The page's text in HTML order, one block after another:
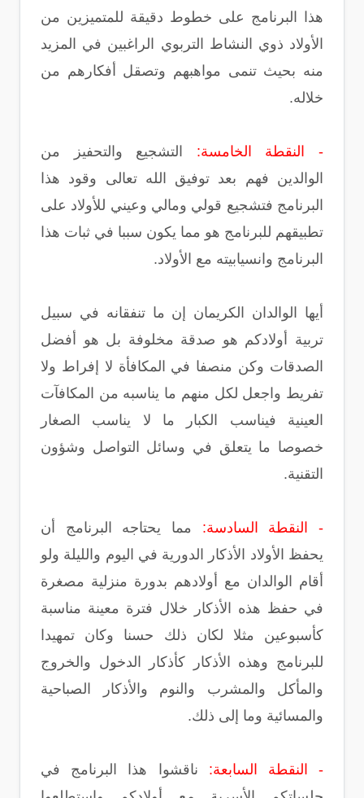
هذا البرنامج على خطوط دقيقة للمتميزين من
الأولاد ذوي النشاط التربوي الراغبين في المزيد
منه بحيث تنمى مواهبهم وتصقل أفكارهم من
خلاله.
- النقطة الخامسة: التشجيع والتحفيز من
الوالدين فهم بعد توفيق الله تعالى وقود هذا
البرنامج فتشجيع قولي ومالي وعيني للأولاد على
تطبيقهم للبرنامج هو مما يكون سببا في ثبات هذا
البرنامج وانسيابيته مع الأولاد.
أيها الوالدان الكريمان إن ما تنفقانه في سبيل
تربية أولادكم هو صدقة مخلوفة بل هو أفضل
الصدقات وكن منصفا في المكافأة لا إفراط ولا
تفريط واجعل لكل منهم ما يناسبه من المكافآت
العينية فيناسب الكبار ما لا يناسب الصغار
خصوصا ما يتعلق في وسائل التواصل وشؤون
التقنية.
- النقطة السادسة: مما يحتاجه البرنامج أن
يحفظ الأولاد الأذكار الدورية في اليوم والليلة ولو
أقام الوالدان مع أولادهم بدورة منزلية مصغرة
في حفظ هذه الأذكار خلال فترة معينة مناسبة
كأسبوعين مثلا لكان ذلك حسنا وكان تمهيدا
للبرنامج وهذه الأذكار كأذكار الدخول والخروج
والمأكل والمشرب والنوم والأذكار الصباحية
والمسائية وما إلى ذلك.
- النقطة السابعة: ناقشوا هذا البرنامج في